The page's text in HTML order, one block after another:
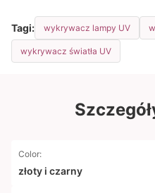
Tagi: wykrywacz lampy UV
wykrywacz światła UV
Color:
złoty i czarny